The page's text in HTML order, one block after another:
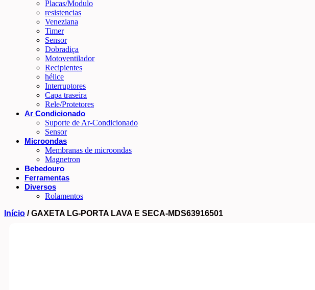
Placas/Modulo
resistencias
Veneziana
Timer
Sensor
Dobradiça
Motoventilador
Recipientes
hélice
Interruptores
Capa traseira
Rele/Protetores
Ar Condicionado
Suporte de Ar-Condicionado
Sensor
Microondas
Membranas de microondas
Magnetron
Bebedouro
Ferramentas
Diversos
Rolamentos
Início / GAXETA LG-PORTA LAVA E SECA-MDS63916501